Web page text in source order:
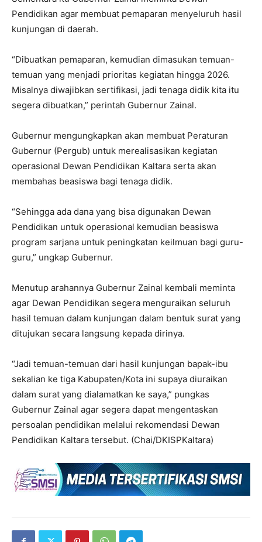
Pendidikan agar membuat pemaparan menyeluruh hasil
kunjungan di daerah.
“Dibuatkan pemaparan, kemudian dimasukan temuan-
temuan yang menjadi prioritas kegiatan hingga 2026.
Misalnya diwajibkan sertifikasi, jadi tenaga didik kita itu
segera dibuatkan,” perintah Gubernur Zainal.
Gubernur mengungkapkan akan membuat Peraturan
Gubernur (Pergub) untuk merealisasikan kegiatan
operasional Dewan Pendidikan Kaltara serta akan
membahas beasiswa bagi tenaga didik.
“Sehingga ada dana yang bisa digunakan Dewan
Pendidikan untuk operasional kemudian beasiswa
program sarjana untuk peningkatan keilmuan bagi guru-
guru,” ungkap Gubernur.
Menutup arahannya Gubernur Zainal kembali meminta
agar Dewan Pendidikan segera menguraikan seluruh
hasil temuan dalam kunjungan dalam bentuk surat yang
ditujukan secara langsung kepada dirinya.
“Jadi temuan-temuan dari hasil kunjungan bapak-ibu
sekalian ke tiga Kabupaten/Kota ini supaya diuraikan
dalam surat yang dialamatkan ke saya,” pungkas
Gubernur Zainal agar segera dapat mengentaskan
persoalan pendidikan melalui rekomendasi Dewan
Pendidikan Kaltara tersebut. (Chai/DKISPKaltara)